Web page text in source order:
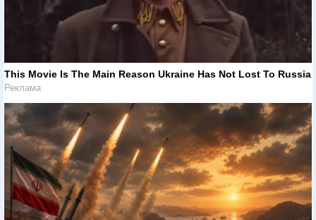
This Movie Is The Main Reason Ukraine Has Not Lost To Russia
Реклама